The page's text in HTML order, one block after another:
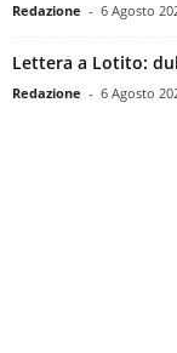
Redazione - 6 Agosto
Lettera a Lotito:
Redazione - 6 Agosto